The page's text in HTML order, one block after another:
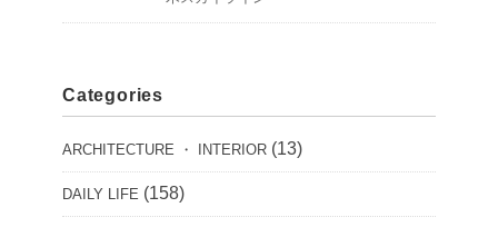
Categories
ARCHITECTURE ・ INTERIOR (13)
DAILY LIFE (158)